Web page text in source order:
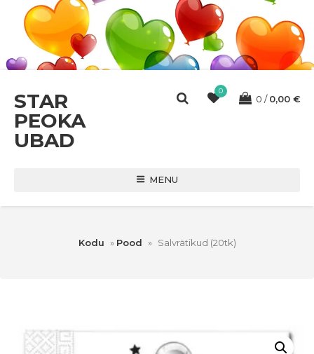
STAR
PEOKA
UBAD
0
0 0,00 €
MENU
Kodu » Pood » Salvrätikud (20tk)